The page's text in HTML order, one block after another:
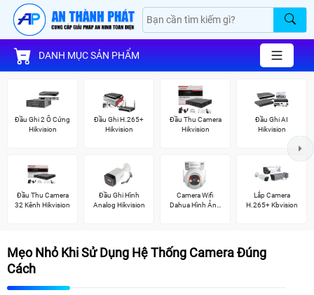
DANH MỤC SẢN PHẨM
Đầu Ghi 2 Ổ Cứng
Hikvision
Đầu Ghi H.265+
Hikvision
Đầu Thu Camera
Hikvision
Đầu Ghi AI
Hikvision
Đầu Thu Camera
32 Kênh Hikvision
Đầu Ghi Hình
Analog Hikvision
Camera Wifi
Dahua Hình Ảnh
Lắp Camera
H.265+ Kbvision
Mẹo Nhỏ Khi Sử Dụng Hệ Thống Camera Đúng
Cách